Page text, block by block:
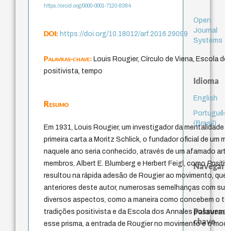
https://orcid.org/0000-0001-7120-8384
DOI:https://doi.org/10.18012/arf.2016.29099
Palavras-chave:Louis Rougier, Círculo de Viena, Escola
positivista, tempo
Resumo
Em 1931, Louis Rougier, um investigador da
primeira carta a Moritz Schlick, o fundador oficial de um
naquele ano seria conhecido, através de um afamado
membros, Albert E. Blumberg e Herbert Feigl, como
resultou na rápida adesão de Rougier ao movimento,
anteriores deste autor, numerosas semelhanças com
diversos aspectos, como a maneira como concebem o
tradições positivista e da Escola dos Annales
esse prisma, a entrada de Rougier no movimento e o
Open
Journal
Systems
Idioma
English
(Brasil)
Navegar
chave